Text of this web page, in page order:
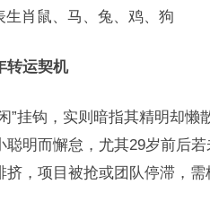
肖鼠、马、兔、鸡、狗
转运契机
”挂钩，实则暗指其精明却懒
明而懈怠，尤其29岁前后
挤，项目被抢或团队停滞，需